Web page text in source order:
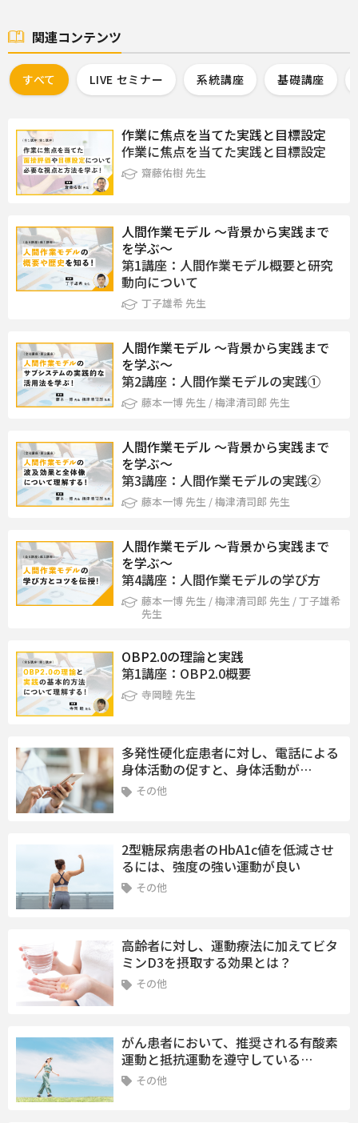
関連コンテンツ
すべて LIVE セミナー 系統講座 基礎講座
作業に焦点を当てた実践と目標設定
作業に焦点を当てた実践と目標設定
齋藤佑樹 先生
人間作業モデル ～背景から実践まで
を学ぶ～
第1講座：人間作業モデル概要と研究
動向について
丁子雄希 先生
人間作業モデル ～背景から実践まで
を学ぶ～
第2講座：人間作業モデルの実践①
藤本一博 先生 / 梅津清司郎 先生
人間作業モデル ～背景から実践まで
を学ぶ～
第3講座：人間作業モデルの実践②
藤本一博 先生 / 梅津清司郎 先生
人間作業モデル ～背景から実践まで
を学ぶ～
第4講座：人間作業モデルの学び方
藤本一博 先生 / 梅津清司郎 先生 / 丁子雄希
先生
OBP2.0の理論と実践
第1講座：OBP2.0概要
寺岡睦 先生
多発性硬化症患者に対し、電話による
身体活動の促すと、身体活動が…
その他
2型糖尿病患者のHbA1c値を低減させ
るには、強度の強い運動が良い
その他
高齢者に対し、運動療法に加えてビタ
ミンD3を摂取する効果とは？
その他
がん患者において、推奨される有酸素
運動と抵抗運動を遵守している…
その他